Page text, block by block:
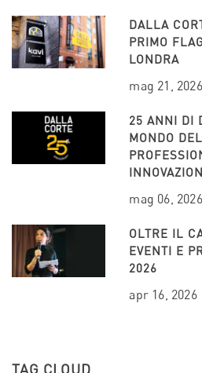
DALLA
PRIMO
LONDRA
mag 21, 2026
25 ANNI DI
MONDO
mag 06, 2026
OLTRE IL
EVENTI E
2026
apr 16, 2026
TAG CLOUD